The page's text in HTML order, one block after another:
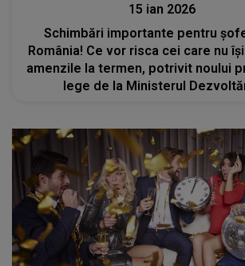
15 ian 2026
Schimbări importante pentru
România! Ce vor risca cei care nu
amenzile la termen, potrivit noului
lege de la Ministerul